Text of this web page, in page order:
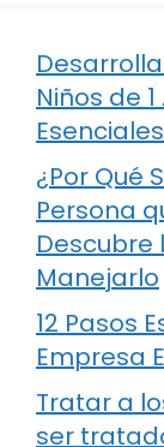
Niños de
Esenciales
¿Por Qué
Persona
Descubre
Manejarlo
12 Pasos
Empresa
Tratar a
ser